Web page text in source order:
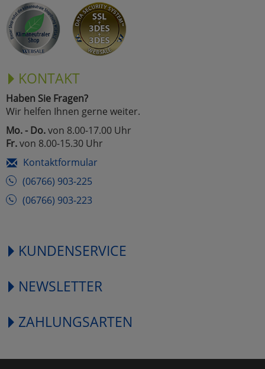
KONTAKT
Haben Sie Fragen?
Wir helfen Ihnen gerne weiter.
Mo. - Do.von 8.00-17.00 Uhr
Fr.von 8.00-15.30 Uhr
Kontaktformular
(06766) 903-225
(06766) 903-223
KUNDENSERVICE
NEWSLETTER
ZAHLUNGSARTEN